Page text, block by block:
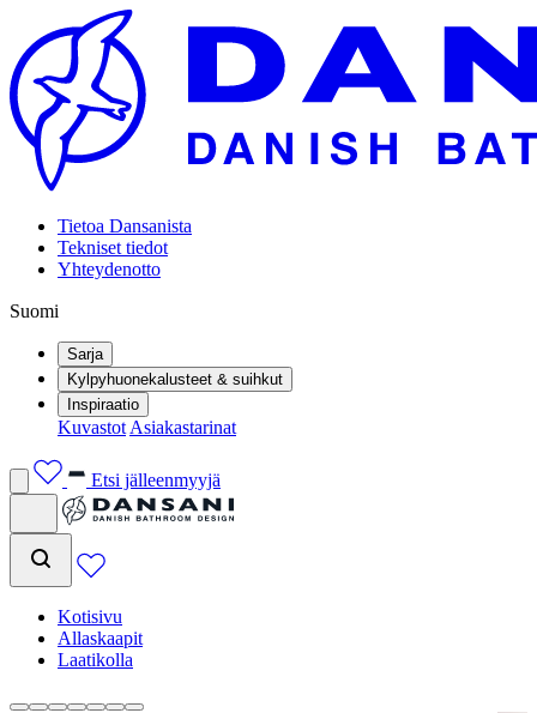
Tietoa Dansanista
Tekniset tiedot
Yhteydenotto
Suomi
Sarja
Kylpyhuonekalusteet & suihkut
Inspiraatio
Kuvastot Asiakastarinat
Etsi jälleenmyyjä
Kotisivu
Allaskaapit
Laatikolla